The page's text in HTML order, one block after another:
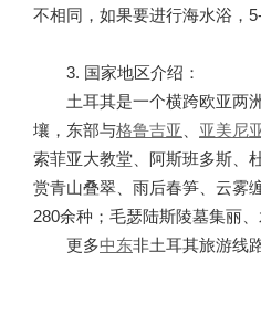
不相同，如果要进行海水浴，
3. 国家地区介绍：
土耳其是一个横跨欧亚两
壤，东部与格鲁吉亚 亚美尼
索菲亚大教堂、阿斯班多斯、
赏青山叠翠、雨后春笋、云雾
280余种；毛瑟陆斯陵墓集丽
更多中东非土耳其旅游线